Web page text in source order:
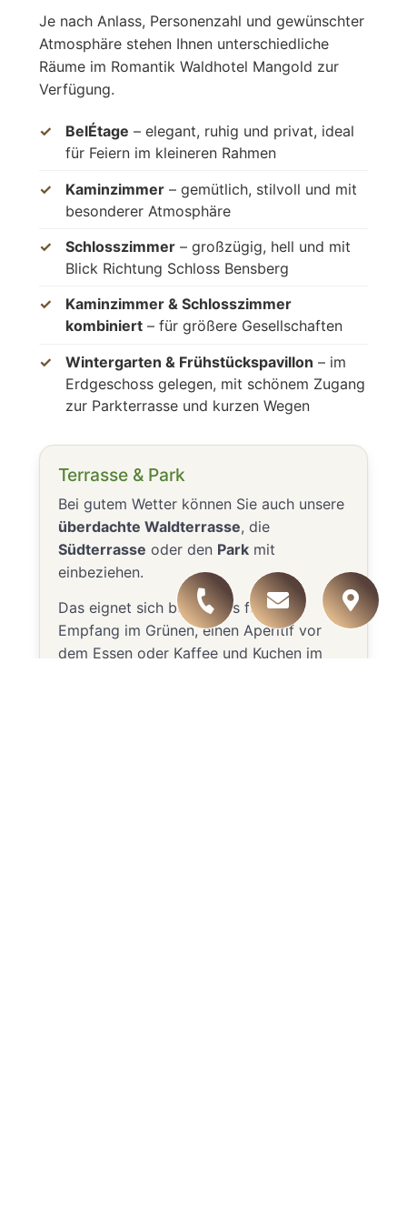
Je nach Anlass, Personenzahl und gewünschter
Atmosphäre stehen Ihnen unterschiedliche
Räume im Romantik Waldhotel Mangold zur
Verfügung.
BelÉtage – elegant, ruhig und privat, ideal
für Feiern im kleineren Rahmen
Kaminzimmer– gemütlich, stilvoll und mit
besonderer Atmosphäre
Schlosszimmer– großzügig, hell und mit
Blick Richtung Schloss Bensberg
Kaminzimmer & Schlosszimmer
kombiniert– für größere Gesellschaften
Wintergarten & Frühstückspavillon – im
Erdgeschoss gelegen, mit schönem Zugang
zur Parkterrasse und kurzen Wegen
Terrasse & Park
Bei gutem Wetter können Sie auch unsere
überdachte Waldterrasse, die
Südterrasse oder den Park mit
einbeziehen.
Das eignet sich besonders für einen
Empfang im Grünen, einen Aperitif vor
dem Essen oder Kaffee und Kuchen im